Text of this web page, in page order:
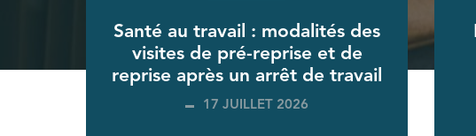
Santé au travail : modalités des
visites de pré-reprise et de
reprise après un arrêt de travail
17 JUILLET 2026